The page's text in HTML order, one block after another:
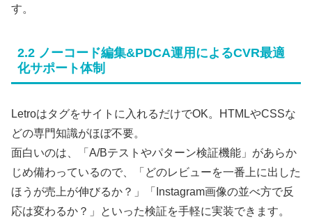
す。
2.2 ノーコード編集&PDCA運用によるCVR最適
化サポート体制
Letroはタグをサイトに入れるだけでOK。HTMLやCSSな
どの専門知識がほぼ不要。
面白いのは、「A/Bテストやパターン検証機能」があらか
じめ備わっているので、「どのレビューを一番上に出した
ほうが売上が伸びるか？」「Instagram画像の並べ方で反
応は変わるか？」といった検証を手軽に実装できます。